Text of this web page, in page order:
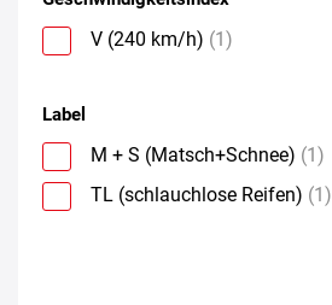
V (240 km/h) (1)
Label
M + S (Matsch+Schnee) (1)
TL (schlauchlose Reifen) (1)